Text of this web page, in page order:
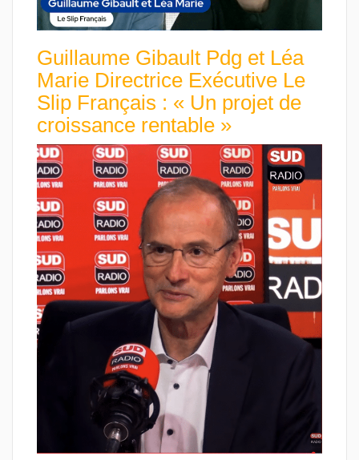
Guillaume Gibault Pdg et Léa
Marie Directrice Exécutive Le
Slip Français : « Un projet de
croissance rentable »